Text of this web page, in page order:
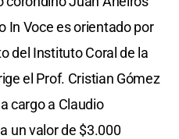
In Voce es orientado por
del Instituto Coral de la
el Prof. Cristian Gómez
cargo a Claudio
un valor de $3.000